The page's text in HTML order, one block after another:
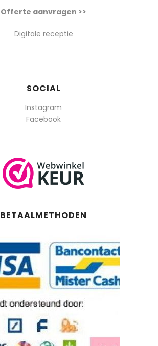
Offerte aanvragen >>
Digitale receptie
SOCIAL
Instagram
Facebook
BETAALMETHODEN